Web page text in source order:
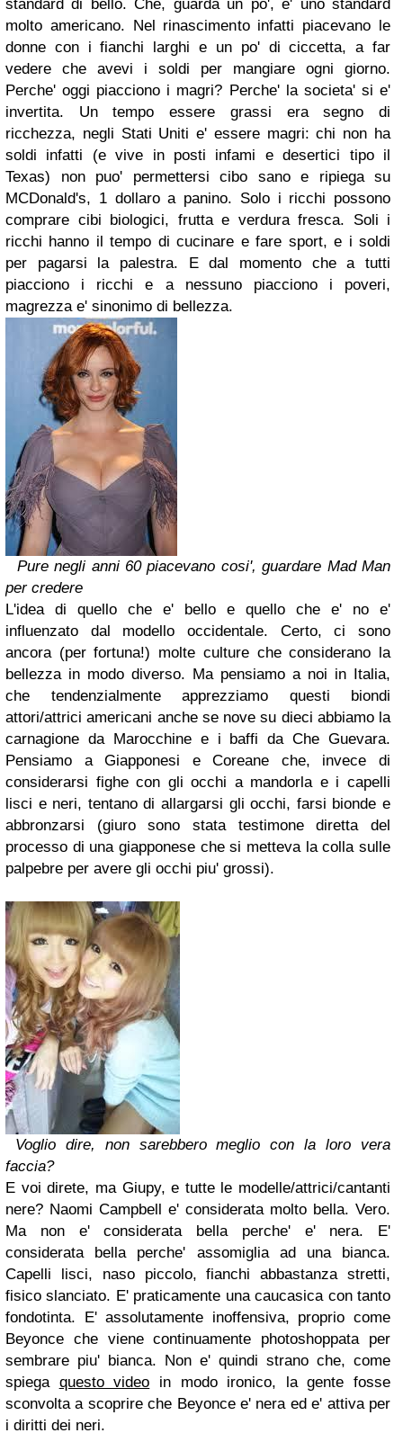
standard di bello. Che, guarda un po', e' uno standard
molto americano. Nel rinascimento infatti piacevano le
donne con i fianchi larghi e un po' di ciccetta, a far
vedere che avevi i soldi per mangiare ogni giorno.
Perche' oggi piacciono i magri? Perche' la societa' si e'
invertita. Un tempo essere grassi era segno di
ricchezza, negli Stati Uniti e' essere magri: chi non ha
soldi infatti (e vive in posti infami e desertici tipo il
Texas) non puo' permettersi cibo sano e ripiega su
MCDonald's, 1 dollaro a panino. Solo i ricchi possono
comprare cibi biologici, frutta e verdura fresca. Soli i
ricchi hanno il tempo di cucinare e fare sport, e i soldi
per pagarsi la palestra. E dal momento che a tutti
piacciono i ricchi e a nessuno piacciono i poveri,
magrezza e' sinonimo di bellezza.
Pure negli anni 60 piacevano cosi', guardare Mad Man
per credere
L'idea di quello che e' bello e quello che e' no e'
influenzato dal modello occidentale. Certo, ci sono
ancora (per fortuna!) molte culture che considerano la
bellezza in modo diverso. Ma pensiamo a noi in Italia,
che tendenzialmente apprezziamo questi biondi
attori/attrici americani anche se nove su dieci abbiamo la
carnagione da Marocchine e i baffi da Che Guevara.
Pensiamo a Giapponesi e Coreane che, invece di
considerarsi fighe con gli occhi a mandorla e i capelli
lisci e neri, tentano di allargarsi gli occhi, farsi bionde e
abbronzarsi (giuro sono stata testimone diretta del
processo di una giapponese che si metteva la colla sulle
palpebre per avere gli occhi piu' grossi).
Voglio dire, non sarebbero meglio con la loro vera
faccia?
E voi direte, ma Giupy, e tutte le modelle/attrici/cantanti
nere? Naomi Campbell e' considerata molto bella. Vero.
Ma non e' considerata bella perche' e' nera. E'
considerata bella perche' assomiglia ad una bianca.
Capelli lisci, naso piccolo, fianchi abbastanza stretti,
fisico slanciato. E' praticamente una caucasica con tanto
fondotinta. E' assolutamente inoffensiva, proprio come
Beyonce che viene continuamente photoshoppata per
sembrare piu' bianca. Non e' quindi strano che, come
spiega questo video in modo ironico, la gente fosse
sconvolta a scoprire che Beyonce e' nera ed e' attiva per
i diritti dei neri.